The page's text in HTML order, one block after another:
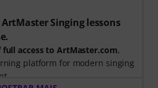
ArtMaster Singing lessons
access to ArtMaster.com,
platform for modern singing